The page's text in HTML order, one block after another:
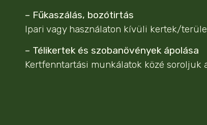
– Fűkaszálás, bozótirtás
Ipari vagy használaton kívüli kertek/
– Télikertek és szobanövények ápolása
Kertfenntartási munkálatok közé soroljuk